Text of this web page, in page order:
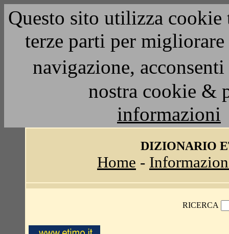
Questo sito utilizza
terze parti per
navigazione,
nostra cookie &
informazioni
DIZIONARIO
Home -
RICERCA